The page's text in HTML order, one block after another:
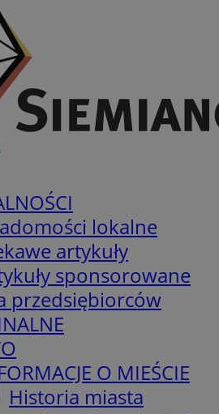
lokalne
artykuły
sponsorowane
przedsiębiorców
O MIEŚCIE
Historia miasta